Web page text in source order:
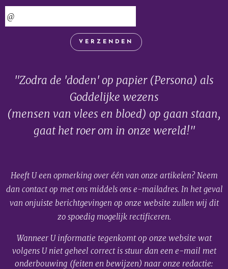
VERZENDEN
"Zodra de 'doden' op papier (Persona) als
Goddelijke wezens
(mensen van vlees en bloed) op gaan staan,
gaat het roer om in onze wereld!"
Heeft U een opmerking over één van onze artikelen? Neem
dan contact op met ons middels ons e-mailadres. In het geval
van onjuiste berichtgevingen op onze website zullen wij dit
zo spoedig mogelijk rectificeren.
Wanneer U informatie tegenkomt op onze website wat
volgens U niet geheel correct is stuur dan een e-mail met
onderbouwing (feiten en bewijzen) naar onze redactie: